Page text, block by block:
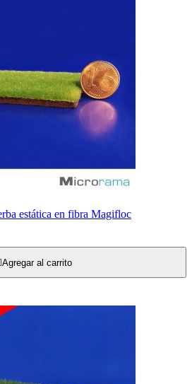
estática en fibra Magifloc
Agregar al carrito